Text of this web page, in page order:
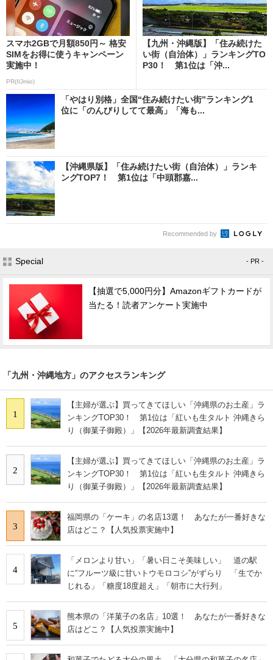
スマホ2GBで月額850円～ 格安
SIMをお得に使うキャンペーン
実施中！
PR(IIJmio)
【九州・沖縄版】「住み続けた
い街（自治体）」ランキングTO
P30！ 第1位は「沖...
「やはり別格」全国“住み続けたい街”ランキング1
位に「のんびりしてて最高」「海も...
【沖縄県版】「住み続けたい街（自治体）」ランキ
ングTOP7！ 第1位は「中頭郡嘉...
Recommended by
Special - PR -
【抽選で5,000円分】Amazonギフトカードが
当たる！読者アンケート実施中
「九州・沖縄地方」のアクセスランキング
1
【主婦が選ぶ】買ってきてほしい「沖縄県のお土産」ラ
ンキングTOP30！ 第1位は「紅いも生タルト 沖縄きら
り（御菓子御殿）」【2026年最新調査結果】
2
【主婦が選ぶ】買ってきてほしい「沖縄県のお土産」ラ
ンキングTOP30！ 第1位は「紅いも生タルト 沖縄きら
り（御菓子御殿）」【2026年最新調査結果】
3
福岡県の「ケーキ」の名店13選！ あなたが一番好きな
店はどこ？【人気投票実施中】
4
「メロンより甘い」「暑い日こそ美味しい」 道の駅
に“フルーツ級に甘いトウモロコシ”がずらり 「生でか
じれる」「糖度18度超え」「朝市に大行列」
5
熊本県の「洋菓子の名店」10選！ あなたが一番好きな
店はどこ？【人気投票実施中】